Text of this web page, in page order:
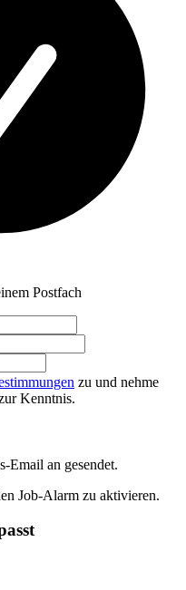
Postfach
zu und nehme
Kenntnis.
Email an gesendet.
Job-Alarm zu aktivieren.